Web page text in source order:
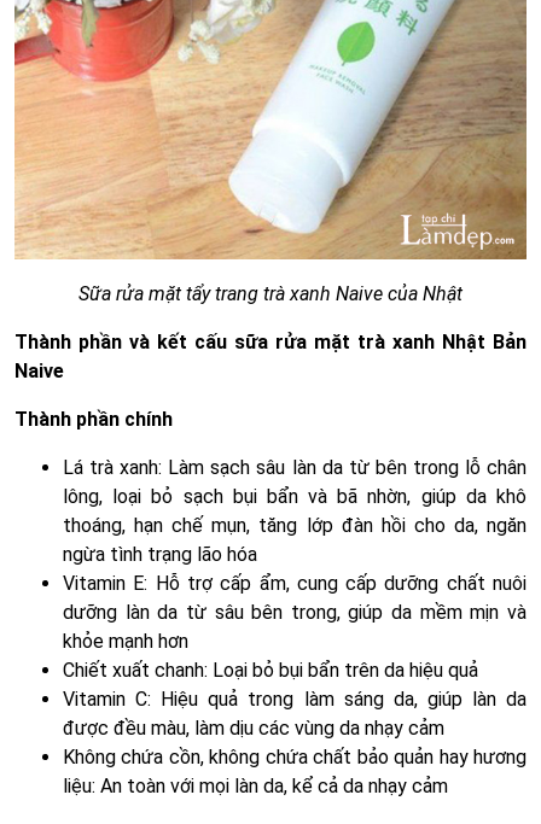
Sữa rửa mặt tẩy trang trà xanh Naive của Nhật
Thành phần và kết cấu sữa rửa mặt trà xanh Nhật Bản
Naive
Thành phần chính
Lá trà xanh: Làm sạch sâu làn da từ bên trong lỗ chân
lông, loại bỏ sạch bụi bẩn và bã nhờn, giúp da khô
thoáng, hạn chế mụn, tăng lớp đàn hồi cho da, ngăn
ngừa tình trạng lão hóa
Vitamin E: Hỗ trợ cấp ẩm, cung cấp dưỡng chất nuôi
dưỡng làn da từ sâu bên trong, giúp da mềm mịn và
khỏe mạnh hơn
Chiết xuất chanh: Loại bỏ bụi bẩn trên da hiệu quả
Vitamin C: Hiệu quả trong làm sáng da, giúp làn da
được đều màu, làm dịu các vùng da nhạy cảm
Không chứa cồn, không chứa chất bảo quản hay hương
liệu: An toàn với mọi làn da, kể cả da nhạy cảm